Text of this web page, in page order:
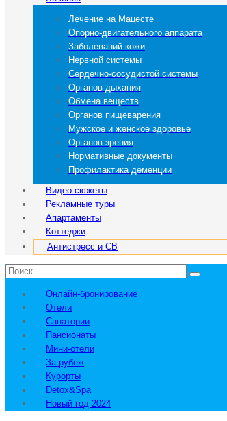
Лечение на Мацесте
Опорно-двигательного аппарата
Заболеваний кожи
Нервной системы
Сердечно-сосудистой системы
Органов дыхания
Обмена веществ
Органов пищеварения
Мужское и женское здоровье
Органов зрения
Нормативные документы
Профилактика деменции
Видео-сюжеты
Рекламные туры
Апартаменты
Коттеджи
Антистресс и СВ
Онлайн-бронирование
Отели
Санатории
Пансионаты
Мини-отели
За рубеж
Курорты
Detox&Spa
Новый год 2024